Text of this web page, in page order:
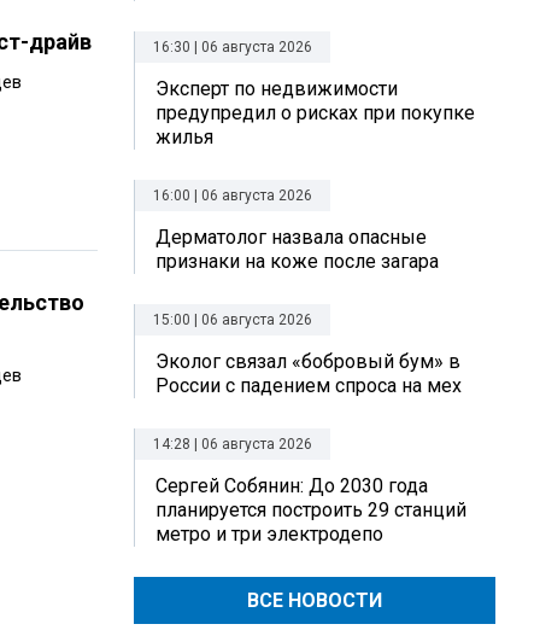
драйв 16:30 | 06 августа 2026
Эксперт по недвижимости
предупредил о рисках при покупке
жилья
16:00 | 06 августа 2026
Дерматолог назвала опасные
признаки на коже после загара
15:00 | 06 августа 2026
Эколог связал «бобровый бум» в
России с падением спроса на мех
14:28 | 06 августа 2026
Сергей Собянин: До 2030 года
планируется построить 29 станций
метро и три электродепо
ВСЕ НОВОСТИ